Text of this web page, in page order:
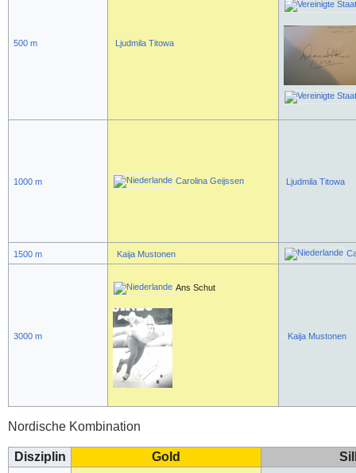
500 m Ljudmila Titowa
1000 m Carolina Geijssen Ljudmila Titowa
1500 m Kaija Mustonen
3000 m
Ans Schut
Kaija Mustonen
Nordische Kombination
Disziplin Gold